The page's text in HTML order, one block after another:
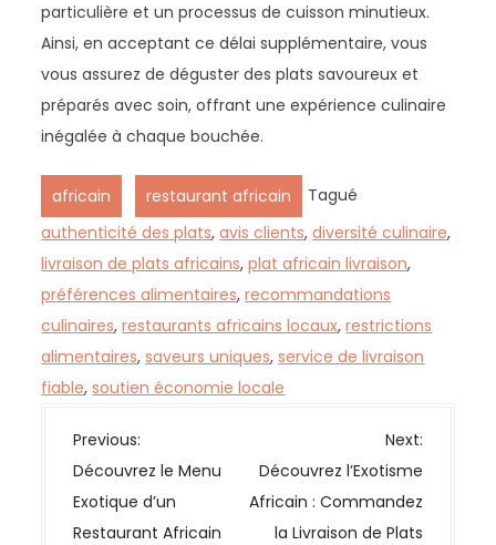
particulière et un processus de cuisson minutieux.
Ainsi, en acceptant ce délai supplémentaire, vous
vous assurez de déguster des plats savoureux et
préparés avec soin, offrant une expérience culinaire
inégalée à chaque bouchée.
africain restaurant africain
Tagué
authenticité des plats,avis clients,diversité culinaire,
livraison de plats africains,plat africain livraison,
préférences alimentaires,recommandations
culinaires,restaurants africains locaux,restrictions
alimentaires,saveurs uniques,service de livraison
fiable,soutien économie locale
N
a
v
i
Previous:
Découvrez le Menu
Exotique d’un
Restaurant Africain
Next:
Découvrez l’Exotisme
Africain : Commandez
la Livraison de Plats